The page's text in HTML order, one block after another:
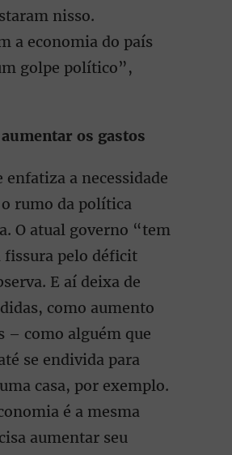
nisso.
a economia do país
golpe político”,
os gastos
enfatiza a necessidade
rumo da política
O atual governo “tem
fissura pelo déficit
E aí deixa de
como aumento
– como alguém que
se endivida para
casa, por exemplo.
é a mesma
aumentar seu